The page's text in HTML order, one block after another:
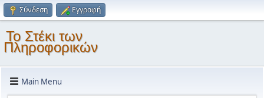
Σύνδεση Εγγραφή
Το Στέκι των
Πληροφορικών
Main Menu